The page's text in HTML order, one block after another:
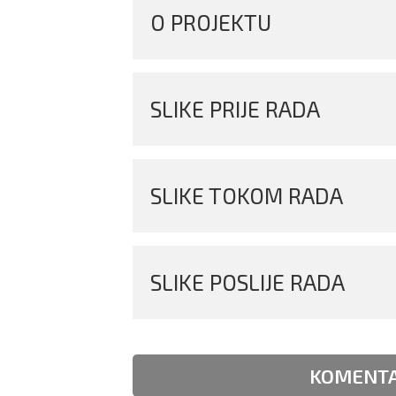
O PROJEKTU
SLIKE PRIJE RADA
SLIKE TOKOM RADA
SLIKE POSLIJE RADA